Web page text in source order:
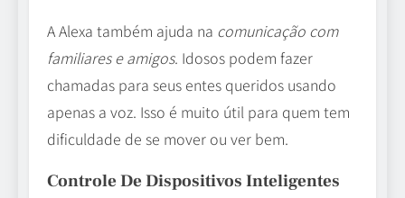
A Alexa também ajuda na comunicação com
familiares e amigos. Idosos podem fazer
chamadas para seus entes queridos usando
apenas a voz. Isso é muito útil para quem tem
dificuldade de se mover ou ver bem.
Controle De Dispositivos Inteligentes